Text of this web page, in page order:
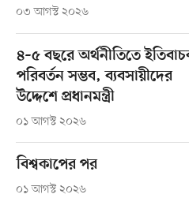
০৩ আগস্ট ২০২৬
৪–৫ বছরে অর্থনীতিতে
পরিবর্তন সম্ভব, ব্যবসায়ীদের
উদ্দেশে প্রধানমন্ত্রী
০১ আগস্ট ২০২৬
বিশ্বকাপের পর
০১ আগস্ট ২০২৬